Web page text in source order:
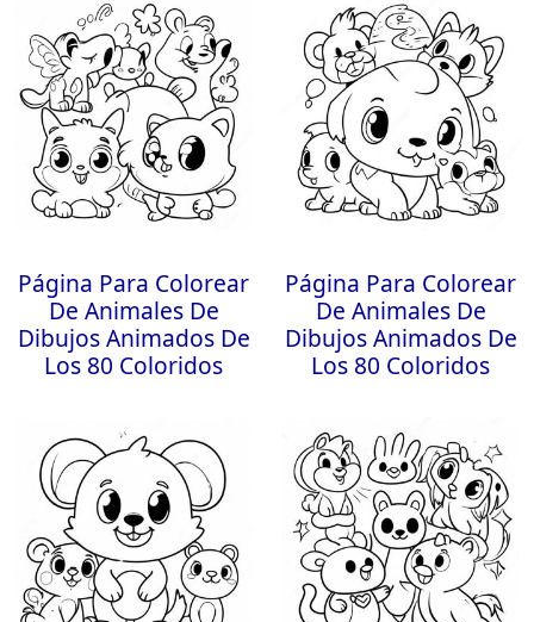
Página Para Colorear
De Animales De
Dibujos Animados De
Los 80 Coloridos
Página Para Colorear
De Animales De
Dibujos Animados De
Los 80 Coloridos